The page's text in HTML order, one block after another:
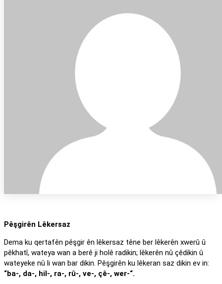
Pêşgirên Lêkersaz
Dema ku qertafên pêşgir ên lêkersaz têne ber lêkerên xwerû û
pêkhatî, wateya wan a berê ji holê radikin; lêkerên nû çêdikin û
wateyeke nû li wan bar dikin. Pêşgirên ku lêkeran saz dikin ev in:
“ba-, da-, hil-, ra-, rû-, ve-, çê-, wer-“.